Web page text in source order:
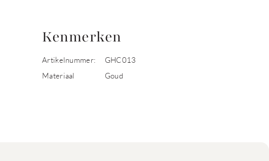
Kenmerken
Artikelnummer:
GHC013
Materiaal
Goud